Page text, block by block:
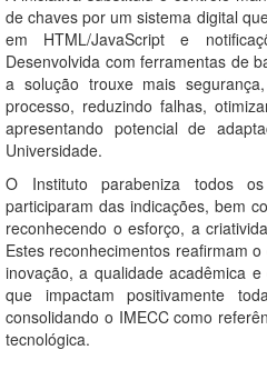
de chaves por um sistema digital
em HTML/JavaScript e
Desenvolvida com ferramentas de
a solução trouxe mais
processo, reduzindo falhas,
apresentando potencial de
Universidade.
O Instituto parabeniza todos
participaram das indicações, bem
reconhecendo o esforço, a
Estes reconhecimentos reafirmam
inovação, a qualidade acadêmica
que impactam positivamente
consolidando o IMECC como
tecnológica.